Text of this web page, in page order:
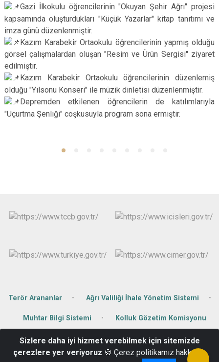
Gazi İlkokulu öğrencilerinin "Okuyan Şehir Ağrı" projesi
kapsamında oluşturdukları "Küçük Yazarlar" kitap tanıtımı ve
imza günü düzenlenmiştir.
Kazım Karabekir Ortaokulu öğrencilerinin yapmış olduğu
görsel çalışmalardan oluşan "Resim ve Ürün Sergisi" ziyaret
edilmiştir.
Kazım Karabekir Ortaokulu öğrencilerinin düzenlemiş
olduğu "Yılsonu Konseri" ile müzik dinletisi düzenlenmiştir.
Depremden etkilenen öğrencilerin de katılımlarıyla
"Uçurtma Şenliği" coşkusuyla program sona ermiştir.
Terör Arananlar Ağrı Valiliği İhale Yönetim Sistemi
Muhtar Bilgi Sistemi Kolluk Gözetim Komisyonu
Cami Mahallesi Cumhuriyet Caddesi No:45 Tutak/AĞRI
04724112004
Sizlere daha iyi hizmet verebilmek için sitemizde
çerezlere yer veriyoruz 🍪 Çerez politikamız hakkında